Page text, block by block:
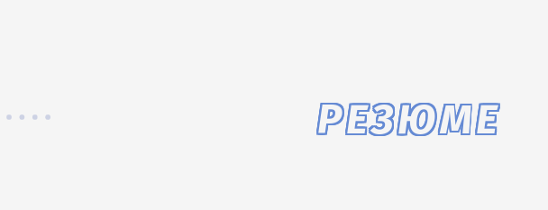
РЕЗЮМЕ